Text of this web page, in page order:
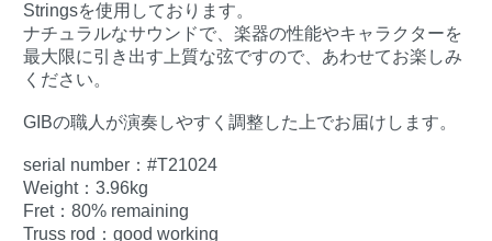
Stringsを使用しております。
ナチュラルなサウンドで、楽器の性能やキャラクターを
最大限に引き出す上質な弦ですので、あわせてお楽しみ
ください。
GIBの職人が演奏しやすく調整した上でお届けします。
serial number：#T21024
Weight：3.96kg
Fret：80% remaining
Truss rod：good working